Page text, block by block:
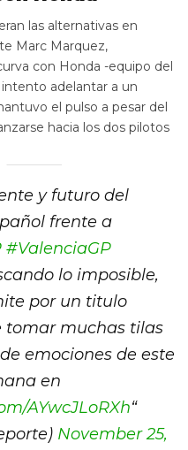
las alternativas en
Marc Marquez,
con Honda -equipo del
adelantar a un
el pulso a pesar del
hacia los dos pilotos
y futuro del
frente a
#ValenciaGP
lo imposible,
por un titulo
muchas tilas
emociones de este
en
AYwcJLoRXh“
November 25,